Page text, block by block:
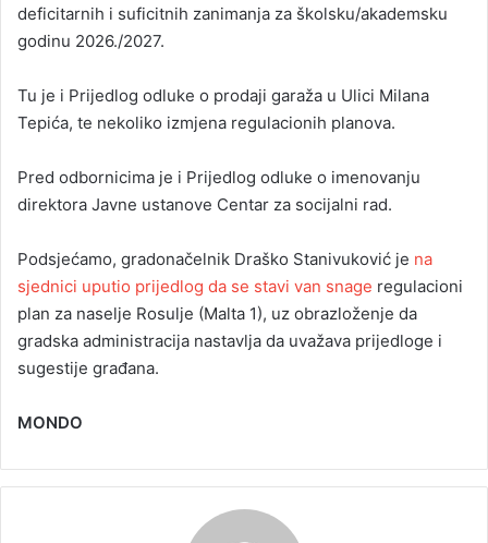
deficitarnih i suficitnih zanimanja za školsku/akademsku
godinu 2026./2027.
Tu je i Prijedlog odluke o prodaji garaža u Ulici Milana
Tepića, te nekoliko izmjena regulacionih planova.
Pred odbornicima je i Prijedlog odluke o imenovanju
direktora Javne ustanove Centar za socijalni rad.
Podsjećamo, gradonačelnik Draško Stanivuković je na
sjednici uputio prijedlog da se stavi van snage regulacioni
plan za naselje Rosulje (Malta 1), uz obrazloženje da
gradska administracija nastavlja da uvažava prijedloge i
sugestije građana.
MONDO